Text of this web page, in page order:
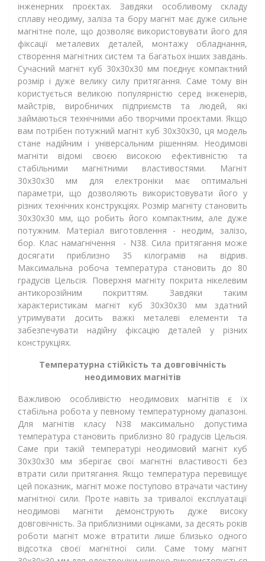
інженерних проєктах. Завдяки особливому складу
сплаву неодиму, заліза та бору магніт має дуже сильне
магнітне поле, що дозволяє використовувати його для
фіксації металевих деталей, монтажу обладнання,
створення магнітних систем та багатьох інших завдань.
Сучасний магніт куб 30х30х30 мм поєднує компактний
розмір і дуже велику силу притягання. Саме тому він
користується великою популярністю серед інженерів,
майстрів, виробничих підприємств та людей, які
займаються технічними або творчими проєктами. Якщо
вам потрібен потужний магніт куб 30х30х30, ця модель
стане надійним і універсальним рішенням. Неодимові
магніти відомі своєю високою ефективністю та
стабільними магнітними властивостями. Магніт
30х30х30 мм для електроніки має оптимальні
параметри, що дозволяють використовувати його у
різних технічних конструкціях. Розмір магніту становить
30х30х30 мм, що робить його компактним, але дуже
потужним. Матеріал виготовлення - неодим, залізо,
бор. Клас намагнічення - N38. Сила притягання може
досягати приблизно 35 кілограмів на відрив.
Максимальна робоча температура становить до 80
градусів Цельсія. Поверхня магніту покрита нікелевим
антикорозійним покриттям. Завдяки таким
характеристикам магніт куб 30х30х30 мм здатний
утримувати досить важкі металеві елементи та
забезпечувати надійну фіксацію деталей у різних
конструкціях.
Температурна стійкість та довговічність
неодимових магнітів
Важливою особливістю неодимових магнітів є їх
стабільна робота у певному температурному діапазоні.
Для магнітів класу N38 максимально допустима
температура становить приблизно 80 градусів Цельсія.
Саме при такій температурі неодимовий магніт куб
30х30х30 мм зберігає свої магнітні властивості без
втрати сили притягання. Якщо температура перевищує
цей показник, магніт може поступово втрачати частину
магнітної сили. Проте навіть за тривалої експлуатації
неодимові магніти демонструють дуже високу
довговічність. За приблизними оцінками, за десять років
роботи магніт може втратити лише близько одного
відсотка своєї магнітної сили. Саме тому магніт